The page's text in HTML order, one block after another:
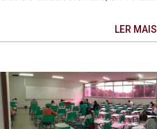
LER MAIS